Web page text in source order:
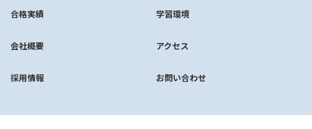
合格実績 学習環境
会社概要 アクセス
採用情報 お問い合わせ